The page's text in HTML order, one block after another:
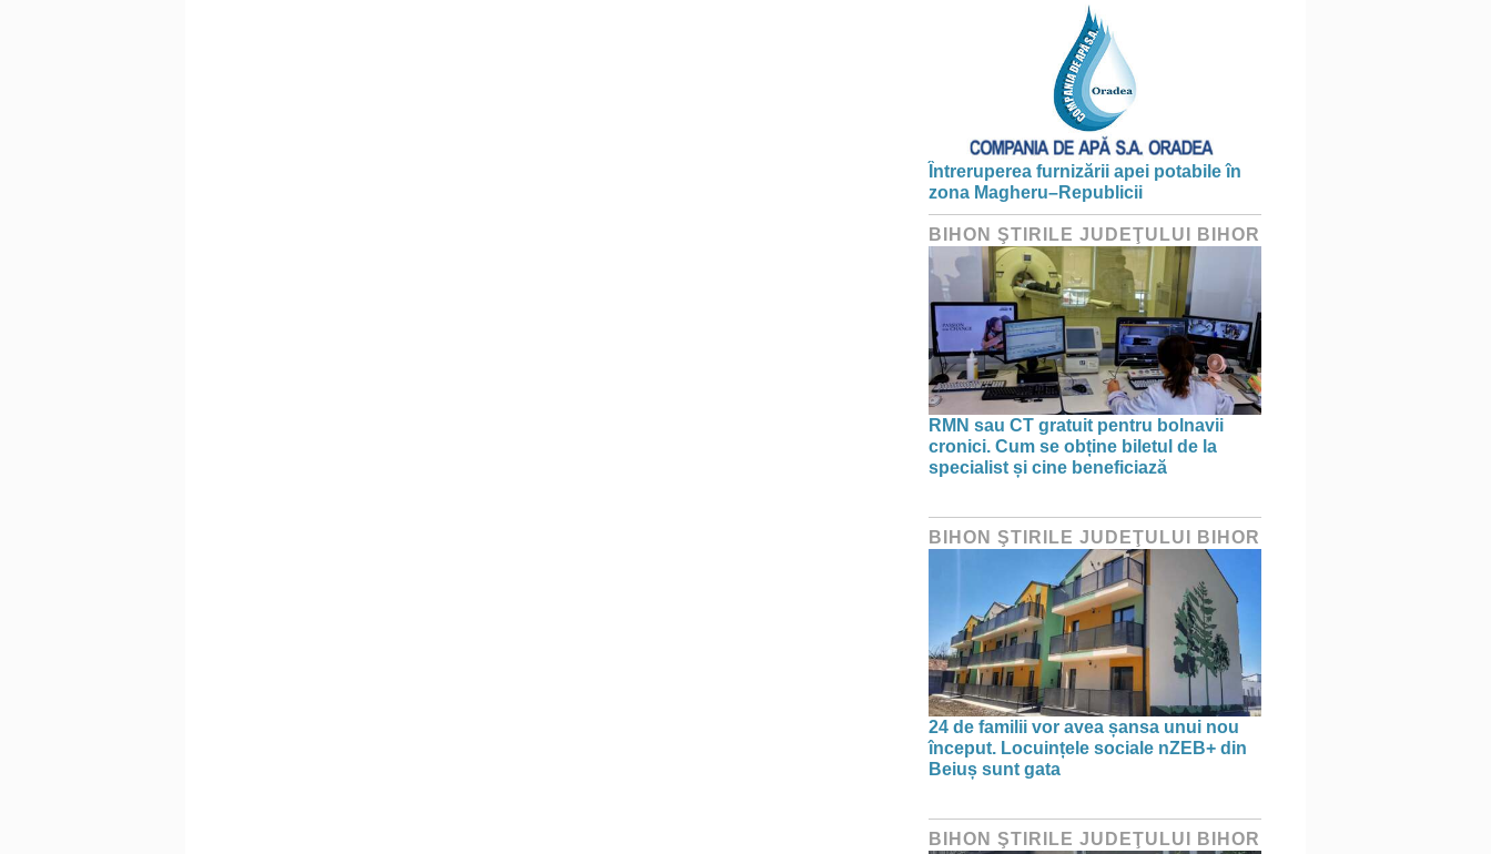
Întreruperea furnizării apei potabile în
zona Magheru–Republicii
BIHON ŞTIRILE JUDEŢULUI BIHOR
RMN sau CT gratuit pentru bolnavii
cronici. Cum se obține biletul de la
specialist și cine beneficiază
BIHON ŞTIRILE JUDEŢULUI BIHOR
24 de familii vor avea șansa unui nou
început. Locuințele sociale nZEB+ din
Beiuș sunt gata
BIHON ŞTIRILE JUDEŢULUI BIHOR